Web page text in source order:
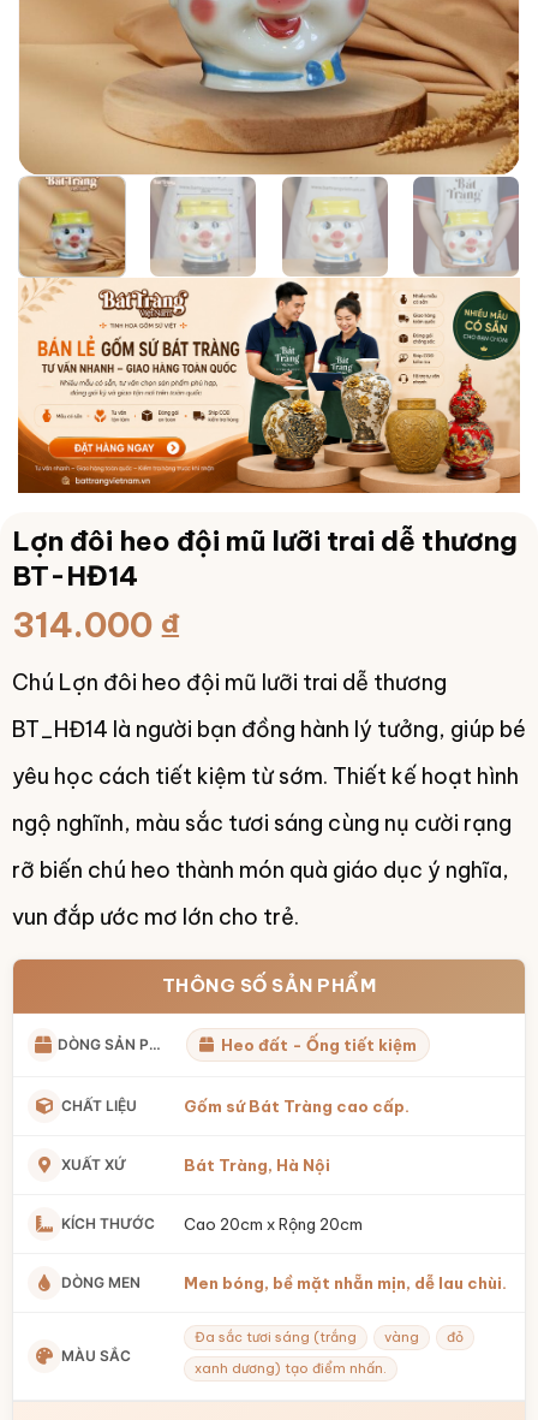
Lợn đôi heo đội mũ lưỡi trai dễ thương
BT-HĐ14
314.000 ₫
Chú Lợn đôi heo đội mũ lưỡi trai dễ thương
BT_HĐ14 là người bạn đồng hành lý tưởng, giúp bé
yêu học cách tiết kiệm từ sớm. Thiết kế hoạt hình
ngộ nghĩnh, màu sắc tươi sáng cùng nụ cười rạng
rỡ biến chú heo thành món quà giáo dục ý nghĩa,
vun đắp ước mơ lớn cho trẻ.
THÔNG SỐ SẢN PHẨM
DÒNG SẢN PHẨM Heo đất - Ống tiết kiệm
CHẤT LIỆU Gốm sứ Bát Tràng cao cấp.
XUẤT XỨ Bát Tràng, Hà Nội
KÍCH THƯỚC Cao 20cm x Rộng 20cm
DÒNG MEN Men bóng, bề mặt nhẵn mịn, dễ lau chùi.
MÀU SẮC
Đa sắc tươi sáng (trắng vàng
đỏ
xanh dương) tạo điểm nhấn.